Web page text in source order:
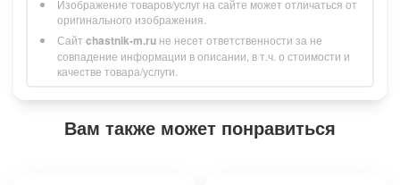
Изображение товаров/услуг на сайте может отличаться от
оригинального изображения.
Сайт chastnik-m.ru не несет ответственности за не
совпадение информации в описании, в т.ч. о стоимости и
качестве товара/услуги.
Вам также может понравиться